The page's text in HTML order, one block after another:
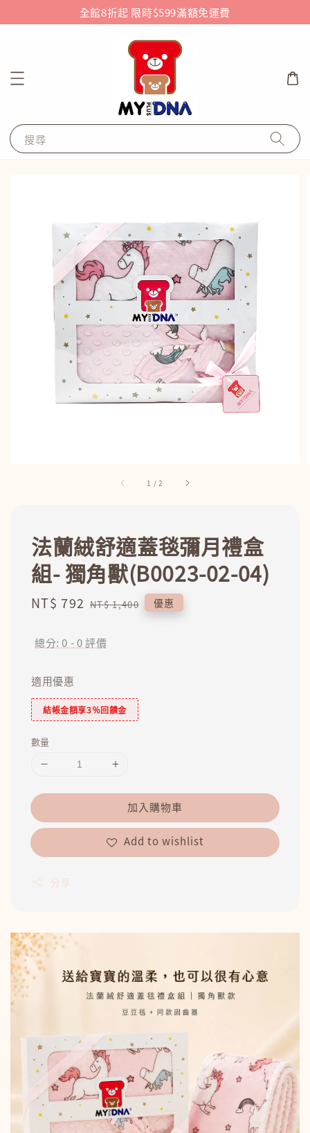
全館8折起 限時$599滿額免運費
搜尋
1 /2
法蘭絨舒適蓋毯彌月禮盒
組- 獨角獸(B0023-02-04)
Sale
NT$ 792 Regular
NT$ 1,400 優惠
總分:0 -0評價
適用優惠
結帳金額享3％回饋金
數量
加入購物車
Add to wishlist
分享